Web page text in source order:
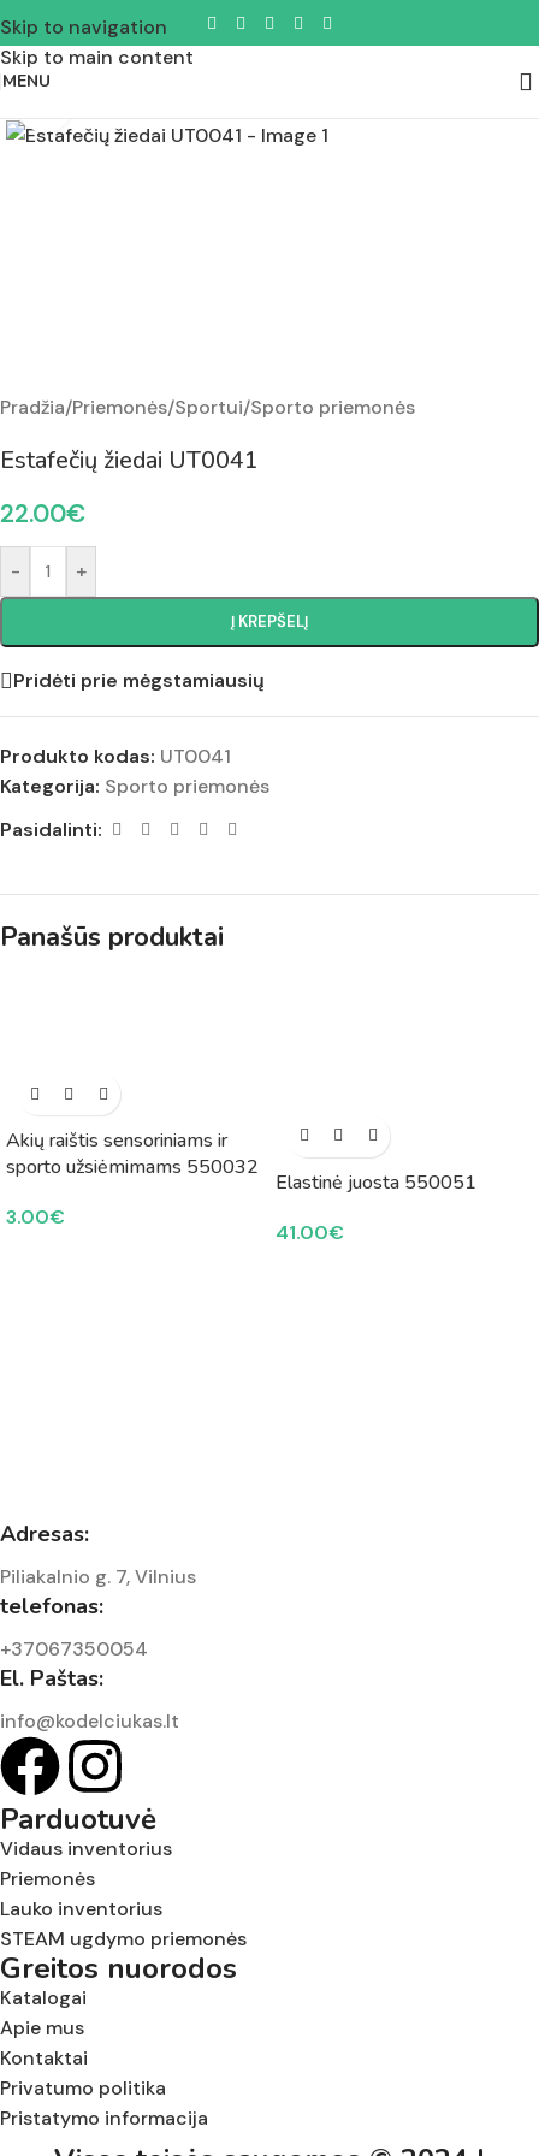
Skip to navigation
Skip to main content
MENU
Pradžia/Priemonės/Sportui/Sporto priemonės
Estafečių žiedai UT0041
22.00€
- +
Į KREPŠELĮ
Pridėti prie mėgstamiausių
Produkto kodas: UT0041
Kategorija: Sporto priemonės
Pasidalinti:
Panašūs produktai
Akių raištis sensoriniams ir
sporto užsiėmimams 550032
3.00€
Elastinė juosta 550051
41.00€
Adresas:
Piliakalnio g. 7, Vilnius
telefonas:
+37067350054
El. Paštas:
info@kodelciukas.lt
Parduotuvė
Vidaus inventorius
Priemonės
Lauko inventorius
STEAM ugdymo priemonės
Greitos nuorodos
Katalogai
Apie mus
Kontaktai
Privatumo politika
Pristatymo informacija